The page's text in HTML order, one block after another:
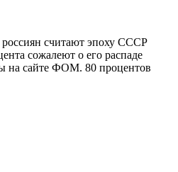
считают эпоху СССР
сожалеют о его распаде
на сайте ФОМ. 80 процентов